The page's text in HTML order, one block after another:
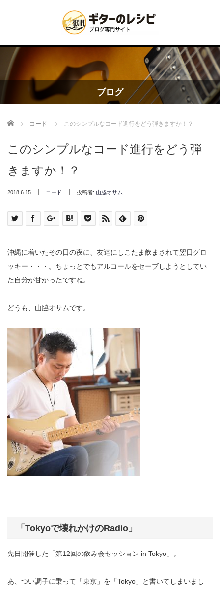
ブログ
Home コード このシンプルなコード進行をどう弾きますか！？
このシンプルなコード進行をどう弾
きますか！？
2018.6.15 コード 投稿者: 山脇オサム
沖縄に着いたその日の夜に、友達にしこたま飲まされて翌日グロ
ッキー・・・。ちょっとでもアルコールをセーブしようとしてい
た自分が甘かったですね。
どうも、山脇オサムです。
「 Tokyoで壊れかけのRadio 」
先日開催した「第12回の飲み会セッション in Tokyo 」。
あ、つい調子に乗って「東京」を「Tokyo 」と書いてしまいまし